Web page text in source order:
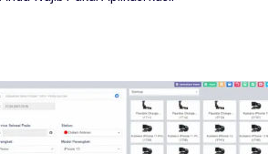
Wajib Pakai Aplikasi kasir